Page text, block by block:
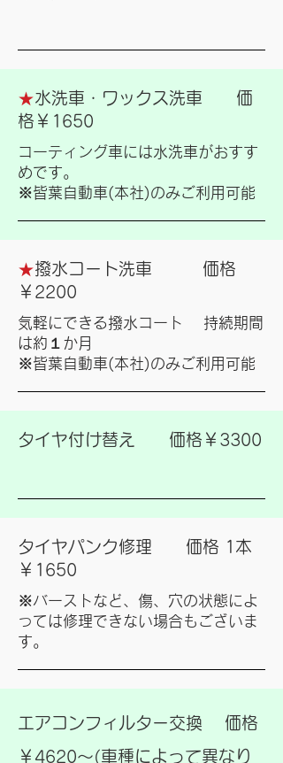
★水洗車・ワックス洗車 価
格￥1650
コーティング車には水洗車がおすす
めです。
※皆葉自動車(本社)のみご利用可能
★撥水コート洗車 価格
￥2200
気軽にできる撥水コート 持続期間
は約１か月
※皆葉自動車(本社)のみご利用可能
タイヤ付け替え 価格￥3300
タイヤパンク修理 価格 1本
￥1650
※バーストなど、傷、穴の状態によ
っては修理できない場合もございま
す。
エアコンフィルター交換 価格
￥4620～(車種によって異なり